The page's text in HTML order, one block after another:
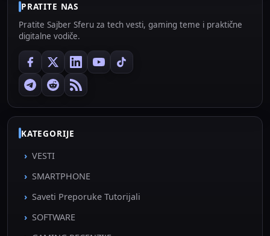
PRATITE NAS
Pratite Sajber Sferu za tech vesti, gaming teme i praktične
digitalne vodiče.
KATEGORIJE
VESTI
SMARTPHONE
Saveti Preporuke Tutorijali
SOFTWARE